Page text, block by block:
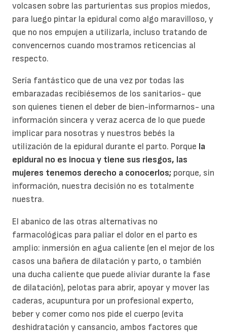
volcasen sobre las parturientas sus propios miedos,
para luego pintar la epidural como algo maravilloso, y
que no nos empujen a utilizarla, incluso tratando de
convencernos cuando mostramos reticencias al
respecto.
Sería fantástico que de una vez por todas las
embarazadas recibiésemos de los sanitarios- que
son quienes tienen el deber de bien-informarnos- una
información sincera y veraz acerca de lo que puede
implicar para nosotras y nuestros bebés la
utilización de la epidural durante el parto. Porque la
epidural no es inocua y tiene sus riesgos, las
mujeres tenemos derecho a conocerlos; porque, sin
información, nuestra decisión no es totalmente
nuestra.
El abanico de las otras alternativas no
farmacológicas para paliar el dolor en el parto es
amplio: inmersión en agua caliente (en el mejor de los
casos una bañera de dilatación y parto, o también
una ducha caliente que puede aliviar durante la fase
de dilatación), pelotas para abrir, apoyar y mover las
caderas, acupuntura por un profesional experto,
beber y comer como nos pide el cuerpo (evita
deshidratación y cansancio, ambos factores que